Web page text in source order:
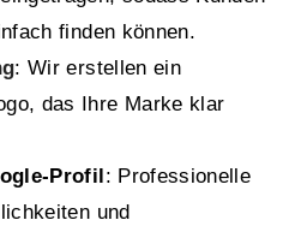
finden können.
: Wir erstellen ein
das Ihre Marke klar
Profil : Professionelle
und